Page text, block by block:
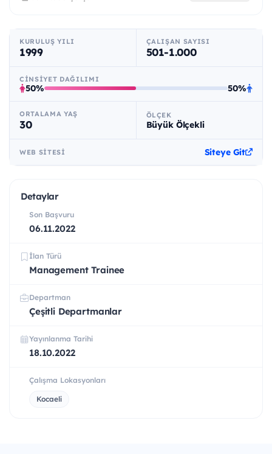
KURULUŞ YILI
1999
ÇALIŞAN SAYISI
501-1.000
CINSIYET DAĞILIMI
50% 50%
ORTALAMA YAŞ
30
ÖLÇEK
Büyük Ölçekli
WEB SITESI Siteye Git
Detaylar
Son Başvuru
06.11.2022
İlan Türü
Management Trainee
Departman
Çeşitli Departmanlar
Yayınlanma Tarihi
18.10.2022
Çalışma Lokasyonları
Kocaeli